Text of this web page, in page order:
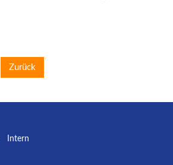
Zurück
Intern